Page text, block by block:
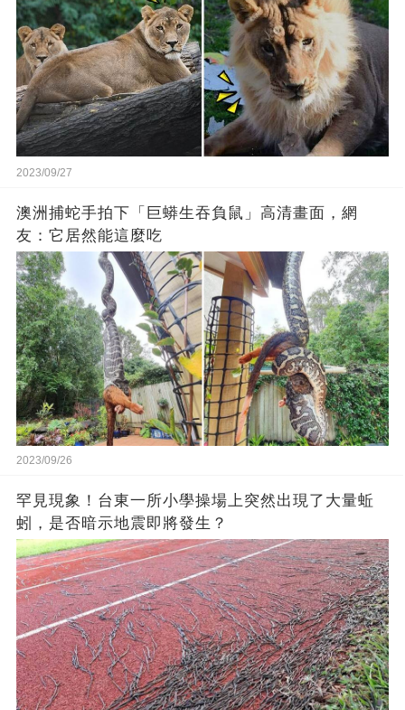
2023/09/27
澳洲捕蛇手拍下「巨蟒生吞負鼠」高清畫面，網
友：它居然能這麼吃
2023/09/26
罕見現象！台東一所小學操場上突然出現了大量蚯
蚓，是否暗示地震即將發生？